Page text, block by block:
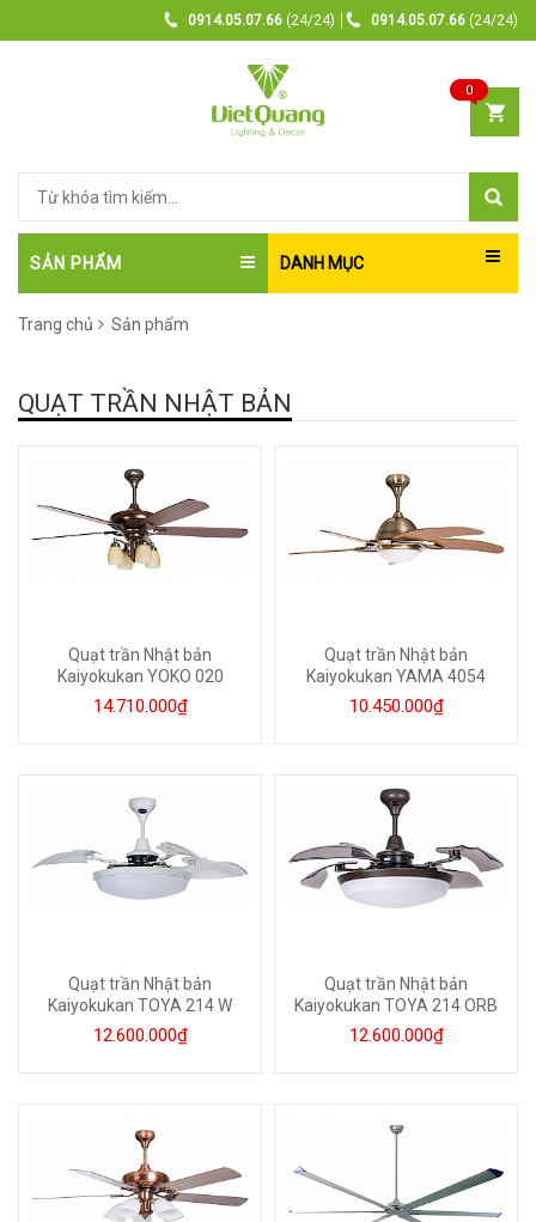
0914.05.07.66 (24/24) 0914.05.07.66 (24/24)
0
SẢN PHẨM DANH MỤC
Trang chủ Sản phẩm
QUẠT TRẦN NHẬT BẢN
Quạt trần Nhật bản
Kaiyokukan YOKO 020
14.710.000₫
Quạt trần Nhật bản
Kaiyokukan YAMA 4054
10.450.000₫
Quạt trần Nhật bản
Kaiyokukan TOYA 214 W
12.600.000₫
Quạt trần Nhật bản
Kaiyokukan TOYA 214 ORB
12.600.000₫